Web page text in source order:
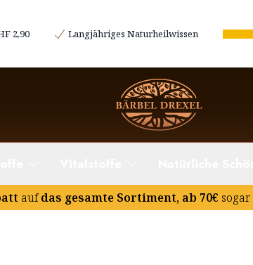
2,90 Langjähriges Naturheilwissen
aufdas gesamte Sortiment, ab 70€ sogar